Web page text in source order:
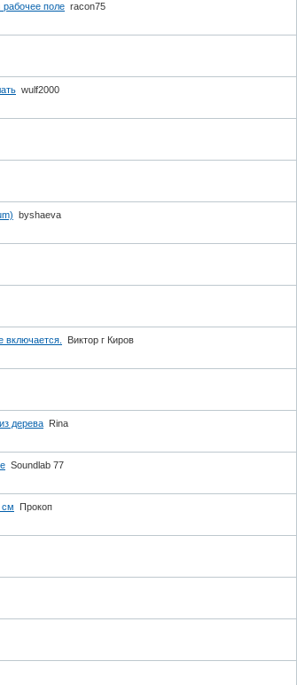
рабочее поле racon75
wulf2000
byshaeva
Виктор г Киров
дерева Rina
Soundlab 77
см Прокоп